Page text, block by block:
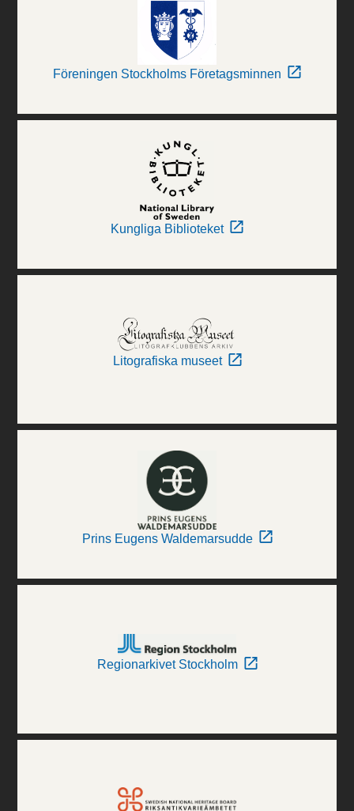
Föreningen Stockholms Företagsminnen
Kungliga Biblioteket
Litografiska museet
Prins Eugens Waldemarsudde
Regionarkivet Stockholm